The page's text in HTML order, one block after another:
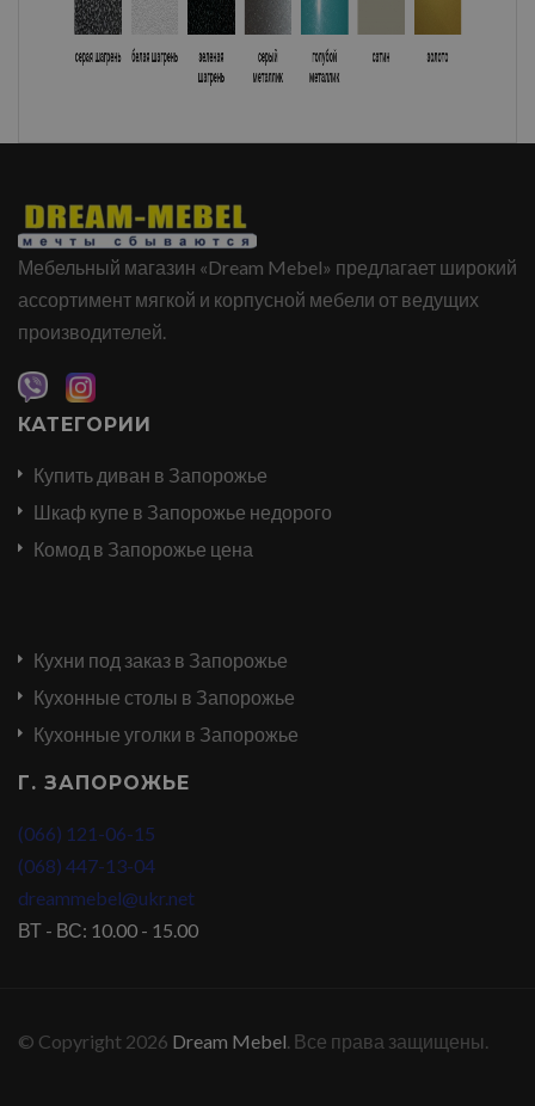
Мебельный магазин «Dream Mebel» предлагает широкий
ассортимент мягкой и корпусной мебели от ведущих
производителей.
КАТЕГОРИИ
Купить диван в Запорожье
Шкаф купе в Запорожье недорого
Комод в Запорожье цена
Кухни под заказ в Запорожье
Кухонные столы в Запорожье
Кухонные уголки в Запорожье
Г. ЗАПОРОЖЬЕ
(066) 121-06-15
(068) 447-13-04
dreammebel@ukr.net
ВТ - ВС: 10.00 - 15.00
© Copyright 2026 Dream Mebel. Все права защищены.